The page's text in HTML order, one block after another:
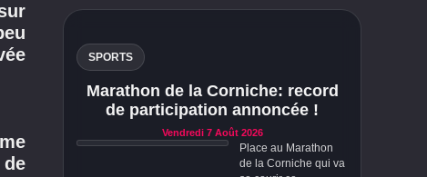
SPORTS
Marathon de la Corniche: record
de participation annoncée !
Vendredi 7 Août 2026
Place au Marathon
de la Corniche qui va